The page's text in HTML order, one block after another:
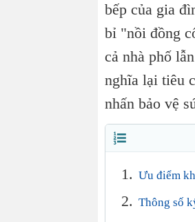
bếp của gia
bỉ "nồi đồng
cả nhà phố
nghĩa lại tiêu
nhấn bảo vệ
Ưu điểm
Thông số